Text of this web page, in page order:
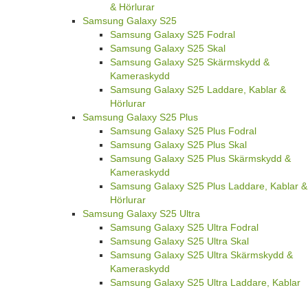
& Hörlurar
Samsung Galaxy S25
Samsung Galaxy S25 Fodral
Samsung Galaxy S25 Skal
Samsung Galaxy S25 Skärmskydd &
Kameraskydd
Samsung Galaxy S25 Laddare, Kablar &
Hörlurar
Samsung Galaxy S25 Plus
Samsung Galaxy S25 Plus Fodral
Samsung Galaxy S25 Plus Skal
Samsung Galaxy S25 Plus Skärmskydd &
Kameraskydd
Samsung Galaxy S25 Plus Laddare, Kablar &
Hörlurar
Samsung Galaxy S25 Ultra
Samsung Galaxy S25 Ultra Fodral
Samsung Galaxy S25 Ultra Skal
Samsung Galaxy S25 Ultra Skärmskydd &
Kameraskydd
Samsung Galaxy S25 Ultra Laddare, Kablar